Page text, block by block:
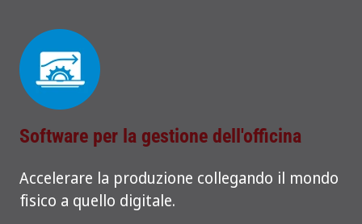
Software per la gestione dell'officina
Accelerare la produzione collegando il mondo
fisico a quello digitale.